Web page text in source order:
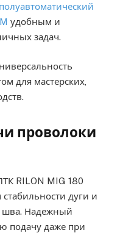
удобным и
задач.
для мастерских,
проволоки
RILON MIG 180
дуги и
шва. Надежный
подачу даже при